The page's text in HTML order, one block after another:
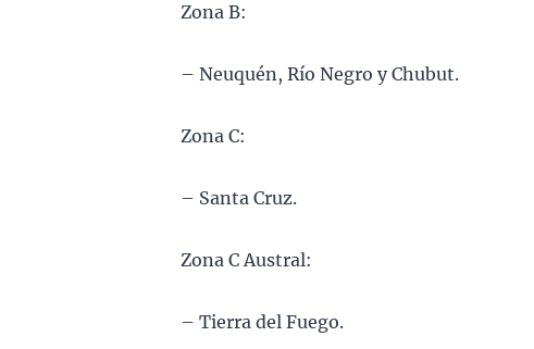
Zona B:
– Neuquén, Río Negro y Chubut.
Zona C:
– Santa Cruz.
Zona C Austral:
– Tierra del Fuego.